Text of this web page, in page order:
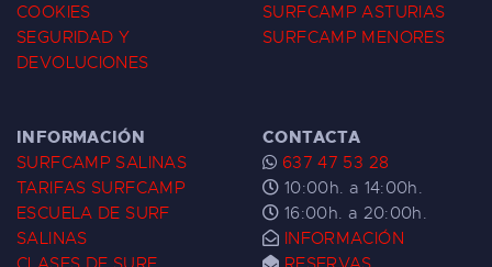
COOKIES
SEGURIDAD Y
DEVOLUCIONES
SURFCAMP ASTURIAS
SURFCAMP MENORES
INFORMACIÓN
SURFCAMP SALINAS
TARIFAS SURFCAMP
ESCUELA DE SURF
SALINAS
CONTACTA
637 47 53 28
10:00h. a 14:00h.
16:00h. a 20:00h.
INFORMACIÓN